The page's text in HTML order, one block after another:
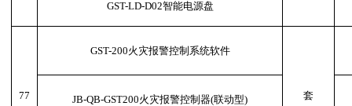
GST-LD-D02智能电源盘
77
GST-200火灾报警控制系统软件
套
JB-QB-GST200火灾报警控制器(联动型)